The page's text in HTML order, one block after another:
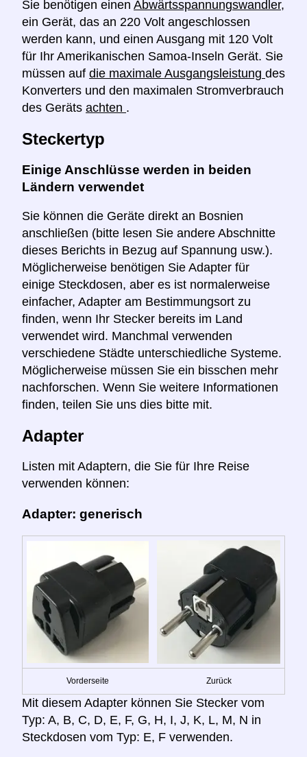
Sie benötigen einen Abwärtsspannungswandler,
ein Gerät, das an 220 Volt angeschlossen
werden kann, und einen Ausgang mit 120 Volt
für Ihr Amerikanischen Samoa-Inseln Gerät. Sie
müssen auf die maximale Ausgangsleistung des
Konverters und den maximalen Stromverbrauch
des Geräts achten .
Steckertyp
Einige Anschlüsse werden in beiden
Ländern verwendet
Sie können die Geräte direkt an Bosnien
anschließen (bitte lesen Sie andere Abschnitte
dieses Berichts in Bezug auf Spannung usw.).
Möglicherweise benötigen Sie Adapter für
einige Steckdosen, aber es ist normalerweise
einfacher, Adapter am Bestimmungsort zu
finden, wenn Ihr Stecker bereits im Land
verwendet wird. Manchmal verwenden
verschiedene Städte unterschiedliche Systeme.
Möglicherweise müssen Sie ein bisschen mehr
nachforschen. Wenn Sie weitere Informationen
finden, teilen Sie uns dies bitte mit.
Adapter
Listen mit Adaptern, die Sie für Ihre Reise
verwenden können:
Adapter: generisch
Vorderseite Zurück
Mit diesem Adapter können Sie Stecker vom
Typ: A, B, C, D, E, F, G, H, I, J, K, L, M, N in
Steckdosen vom Typ: E, F verwenden.